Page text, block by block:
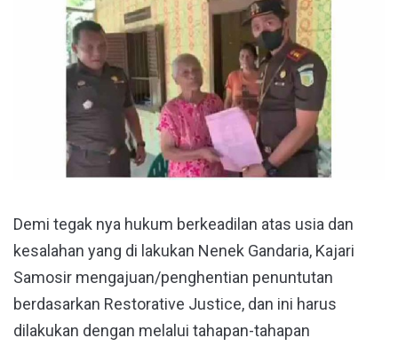
Demi tegak nya hukum berkeadilan atas usia dan
kesalahan yang di lakukan Nenek Gandaria, Kajari
Samosir mengajuan/penghentian penuntutan
berdasarkan Restorative Justice, dan ini harus
dilakukan dengan melalui tahapan-tahapan